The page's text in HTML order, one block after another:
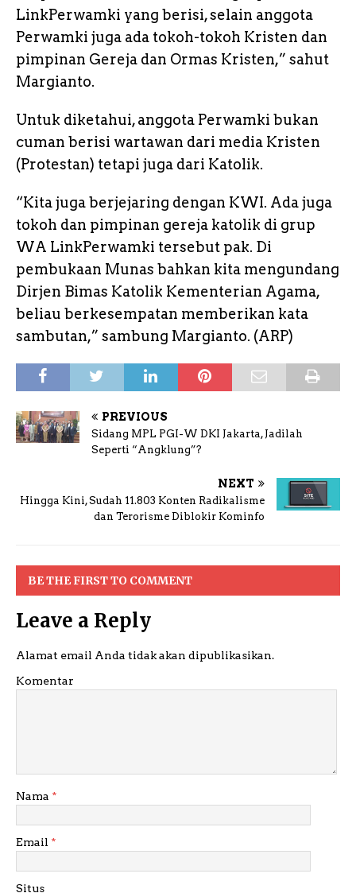
LinkPerwamki yang berisi, selain anggota
Perwamki juga ada tokoh-tokoh Kristen dan
pimpinan Gereja dan Ormas Kristen,” sahut
Margianto.
Untuk diketahui, anggota Perwamki bukan
cuman berisi wartawan dari media Kristen
(Protestan) tetapi juga dari Katolik.
“Kita juga berjejaring dengan KWI. Ada juga
tokoh dan pimpinan gereja katolik di grup
WA LinkPerwamki tersebut pak. Di
pembukaan Munas bahkan kita mengundang
Dirjen Bimas Katolik Kementerian Agama,
beliau berkesempatan memberikan kata
sambutan,” sambung Margianto. (ARP)
PREVIOUS
Sidang MPL PGI-W DKI Jakarta, Jadilah
Seperti “Angklung”?
NEXT
Hingga Kini, Sudah 11.803 Konten Radikalisme
dan Terorisme Diblokir Kominfo
BE THE FIRST TO COMMENT
Leave a Reply
Alamat email Anda tidak akan dipublikasikan.
Komentar
Nama *
Email *
Situs